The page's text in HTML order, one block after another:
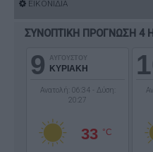
ΕΙΚΟΝΙΔΙΑ
ΣΥΝΟΠΤΙΚΗ ΠΡΟΓΝΩΣΗ 4
9 ΑΥΓΟΥΣΤΟΥ
ΚΥΡΙΑΚΗ
Ανατολή: 06:34 - Δύση:
20:27
33 °C